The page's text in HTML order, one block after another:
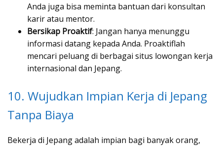
Anda juga bisa meminta bantuan dari konsultan
karir atau mentor.
Bersikap Proaktif: Jangan hanya menunggu
informasi datang kepada Anda. Proaktiflah
mencari peluang di berbagai situs lowongan kerja
internasional dan Jepang.
10. Wujudkan Impian Kerja di Jepang
Tanpa Biaya
Bekerja di Jepang adalah impian bagi banyak orang,